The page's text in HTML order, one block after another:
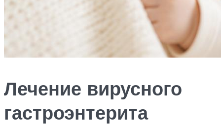
Лечение вирусного
гастроэнтерита